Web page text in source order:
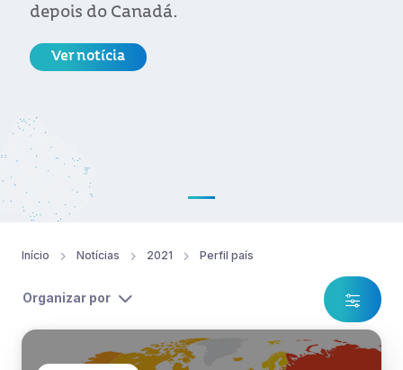
depois do Canadá.
Ver notícia
Início Notícias 2021 Perfil país
Organizar por